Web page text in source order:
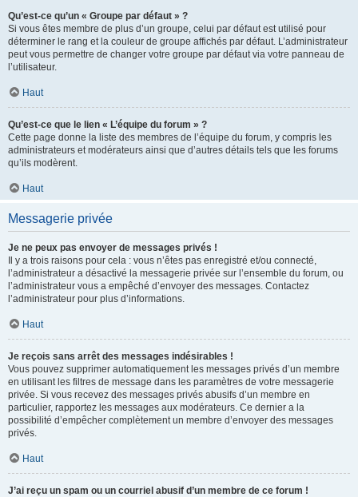
Qu’est-ce qu’un « Groupe par défaut » ?
Si vous êtes membre de plus d’un groupe, celui par défaut est utilisé pour
déterminer le rang et la couleur de groupe affichés par défaut. L’administrateur
peut vous permettre de changer votre groupe par défaut via votre panneau de
l’utilisateur.
Haut
Qu’est-ce que le lien « L’équipe du forum » ?
Cette page donne la liste des membres de l’équipe du forum, y compris les
administrateurs et modérateurs ainsi que d’autres détails tels que les forums
qu’ils modèrent.
Haut
Messagerie privée
Je ne peux pas envoyer de messages privés !
Il y a trois raisons pour cela : vous n’êtes pas enregistré et/ou connecté,
l’administrateur a désactivé la messagerie privée sur l’ensemble du forum, ou
l’administrateur vous a empêché d’envoyer des messages. Contactez
l’administrateur pour plus d’informations.
Haut
Je reçois sans arrêt des messages indésirables !
Vous pouvez supprimer automatiquement les messages privés d’un membre
en utilisant les filtres de message dans les paramètres de votre messagerie
privée. Si vous recevez des messages privés abusifs d’un membre en
particulier, rapportez les messages aux modérateurs. Ce dernier a la
possibilité d’empêcher complètement un membre d’envoyer des messages
privés.
Haut
J’ai reçu un spam ou un courriel abusif d’un membre de ce forum !